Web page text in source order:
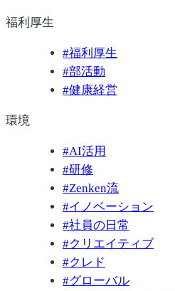
福利厚生
#福利厚生
#部活動
#健康経営
環境
#AI活用
#研修
#Zenken流
#イノベーション
#社員の日常
#クリエイティブ
#クレド
#グローバル